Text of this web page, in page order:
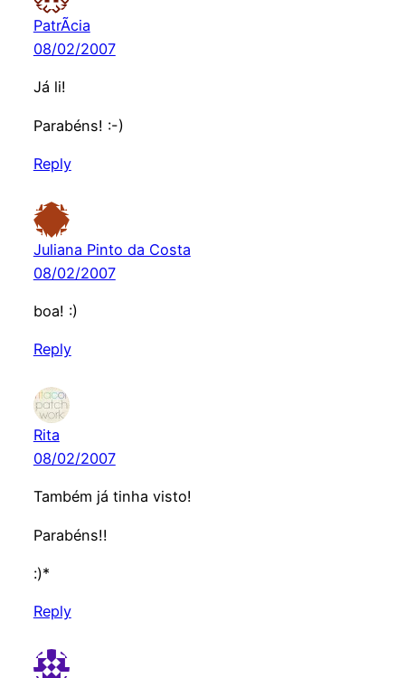
PatrÃ­cia
08/02/2007
Já li!
Parabéns! :-)
Reply
Juliana Pinto da Costa
08/02/2007
boa! :)
Reply
Rita
08/02/2007
Também já tinha visto!
Parabéns!!
:)*
Reply